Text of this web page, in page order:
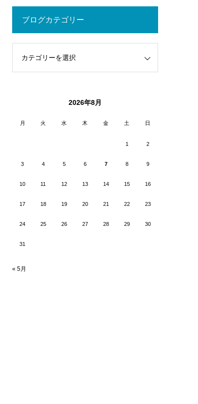
ブログカテゴリー
2026年8月
月 火 水 木 金 土 日
1 2
3 4 5 6 7 8 9
10 11 12 13 14 15 16
17 18 19 20 21 22 23
24 25 26 27 28 29 30
31
« 5月